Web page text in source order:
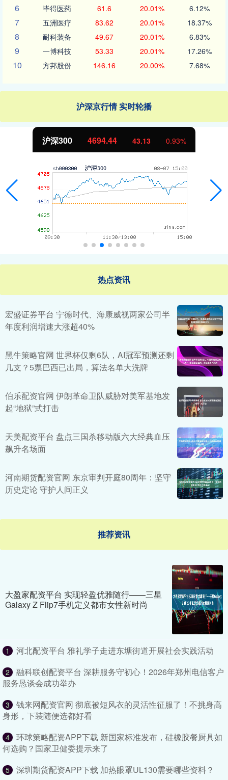
6 毕得医药 61.6 20.01% 6.12%
7 五洲医疗 83.62 20.01% 18.37%
8 耐科装备 49.67 20.01% 6.83%
9 一博科技 53.33 20.01% 17.26%
10 方邦股份 146.16 20.00% 7.68%
沪深京行情 实时轮播
北证50 1134.24 11.37 1.01%
热点资讯
宏盛证券平台 宁德时代、海康威视两家公司半
年度利润增速大涨超40%
黑牛策略官网 世界杯仅剩6队，AI冠军预测还剩
几支？5票巴西已出局，算法名单大洗牌
伯乐配资官网 伊朗革命卫队威胁对美军基地发
起“地狱”式打击
天美配资平台 盘点三国杀移动版六大经典血压
飙升名场面
河南期货配资官网 东京审判开庭80周年：坚守
历史定论 守护人间正义
推荐资讯
大盈家配资平台 实现轻盈优雅随行——三星
Galaxy Z Flip7手机定义都市女性新时尚
1 河北配资平台 雅礼学子走进东塘街道开展社会实践活动
2
融科联创配资平台 深耕服务守初心！2026年郑州电信客户
服务恳谈会成功举办
3
钱来网配资官网 彻底被短风衣的灵活性征服了！不挑身高
身形，下装随便选都好看
4
环球策略配资APP下载 新国家标准发布，硅橡胶餐厨具如
何选购？国家卫健委提示来了
5 深圳期货配资APP下载 加热眼罩UL130需要哪些资料？